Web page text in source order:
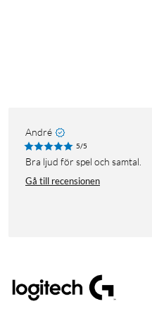
André
5/5
Bra ljud för spel och samtal.
Gå till recensionen